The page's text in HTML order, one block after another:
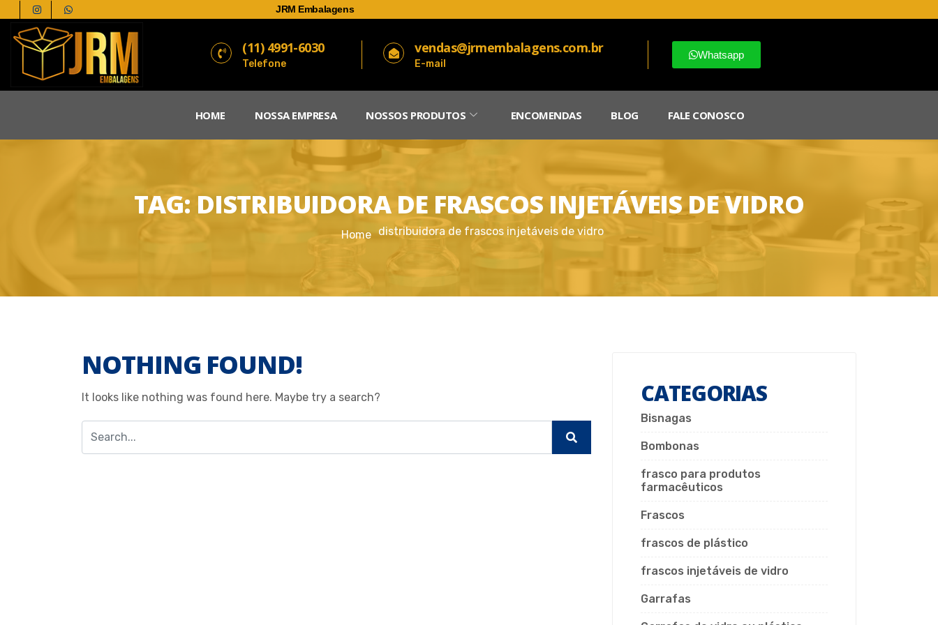
JRM Embalagens
(11) 4991-6030
Telefone
vendas@jrmembalagens.com.br
E-mail
Whatsapp
HOME NOSSA EMPRESA NOSSOS PRODUTOS ENCOMENDAS BLOG FALE CONOSCO
TAG: DISTRIBUIDORA DE FRASCOS INJETÁVEIS DE VIDRO
Home distribuidora de frascos injetáveis de vidro
NOTHING FOUND!
It looks like nothing was found here. Maybe try a search? CATEGORIAS
Bisnagas
Bombonas
frasco para produtos
farmacêuticos
Frascos
frascos de plástico
frascos injetáveis de vidro
Garrafas